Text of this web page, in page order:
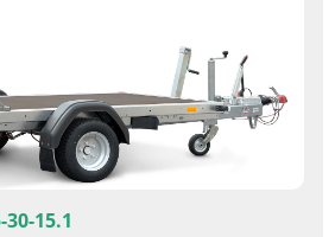
30-15.1